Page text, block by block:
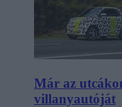
Már az
villanyautóját